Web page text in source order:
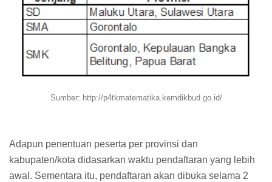
Sumber: http://p4tkmatematika.kemdikbud.go.id/
Adapun penentuan peserta per provinsi dan
kabupaten/kota didasarkan waktu pendaftaran yang lebih
awal. Sementara itu, pendaftaran akan dibuka selama 2